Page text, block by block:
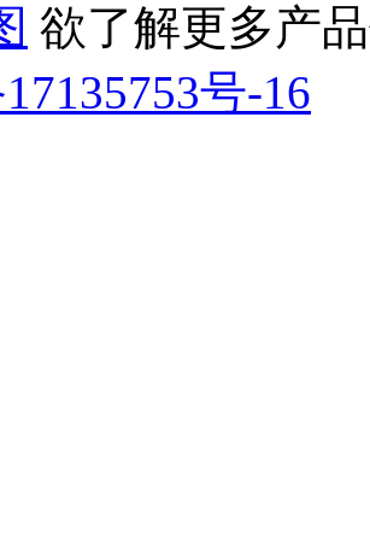
欲了解更多产
号-16